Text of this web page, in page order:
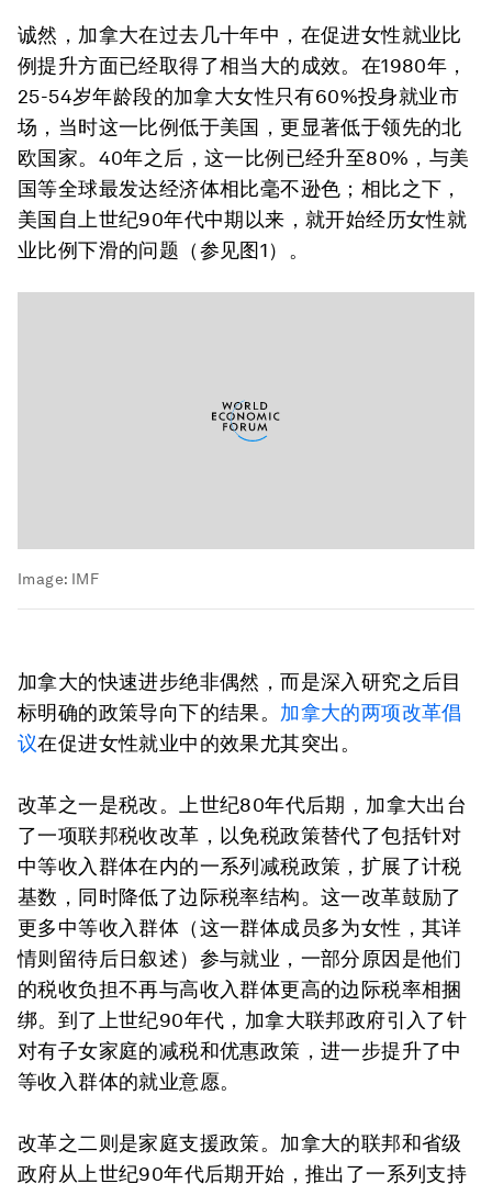
诚然，加拿大在过去几十年中，在促进女性就业比
例提升方面已经取得了相当大的成效。在1980年，
25-54岁年龄段的加拿大女性只有60%投身就业市
场，当时这一比例低于美国，更显著低于领先的北
欧国家。40年之后，这一比例已经升至80%，与美
国等全球最发达经济体相比毫不逊色；相比之下，
美国自上世纪90年代中期以来，就开始经历女性就
业比例下滑的问题（参见图1）。
Image: IMF
加拿大的快速进步绝非偶然，而是深入研究之后目
标明确的政策导向下的结果。 加拿大的两项改革倡
议在促进女性就业中的效果尤其突出。
改革之一是税改。上世纪80年代后期，加拿大出台
了一项联邦税收改革，以免税政策替代了包括针对
中等收入群体在内的一系列减税政策，扩展了计税
基数，同时降低了边际税率结构。这一改革鼓励了
更多中等收入群体（这一群体成员多为女性，其详
情则留待后日叙述）参与就业，一部分原因是他们
的税收负担不再与高收入群体更高的边际税率相捆
绑。到了上世纪90年代，加拿大联邦政府引入了针
对有子女家庭的减税和优惠政策，进一步提升了中
等收入群体的就业意愿。
改革之二则是家庭支援政策。加拿大的联邦和省级
政府从上世纪90年代后期开始，推出了一系列支持